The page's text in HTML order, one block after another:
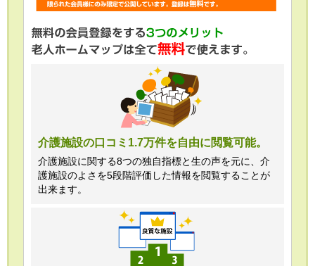
介護施設の口コミ1.7万件を自由に閲覧可能。
介護施設に関する8つの独自指標と生の声を元に、介
護施設のよさを5段階評価した情報を閲覧することが
出来ます。